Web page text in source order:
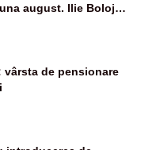
august. Ilie Bolojan
și posibile restricții –
vârsta de pensionare